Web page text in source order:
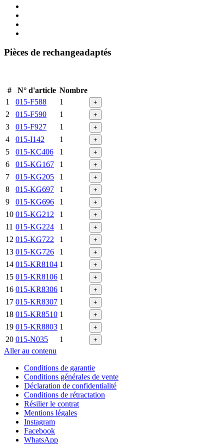
Pièces de rechangeadaptés
# N° d'article Nombre
1
015-F588 1 +
2 015-F590 1 +
3 015-F927 1 +
4 015-I142 1 +
5 015-KC406 1 +
6 015-KG167 1 +
7 015-KG205 1 +
8 015-KG697 1 +
9 015-KG696 1 +
10 015-KG212 1 +
11 015-KG224 1 +
12 015-KG722 1 +
13 015-KG726 1 +
14 015-KR8104 1 +
15 015-KR8106 1 +
16 015-KR8306 1 +
17 015-KR8307 1 +
18 015-KR8510 1 +
19 015-KR8803 1 +
20 015-N035 1 +
Aller au contenu
Conditions de garantie
Conditions générales de vente
Déclaration de confidentialité
Conditions de rétractation
Résilier le contrat
Mentions légales
Instagram
Facebook
WhatsApp